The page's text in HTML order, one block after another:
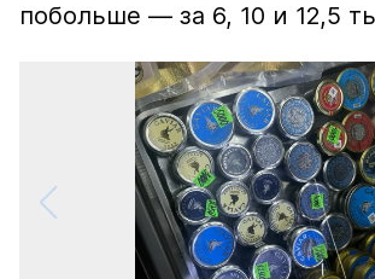
побольше — за 6, 10 и 12,5